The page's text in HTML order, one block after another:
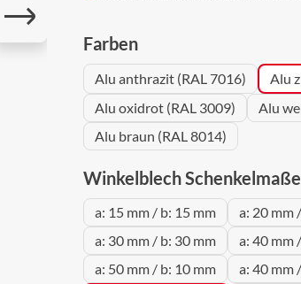
Farbenauswählen
Alu anthrazit (RAL 7016)
Alu
Alu oxidrot (RAL 3009)
Alu
Alu braun (RAL 8014)
Winkelblech Schenkelmaße
a: 15 mm / b: 15 mm
a: 20 mm
a: 30 mm / b: 30 mm
a: 40 mm
a: 50 mm / b: 10 mm
a: 40 mm